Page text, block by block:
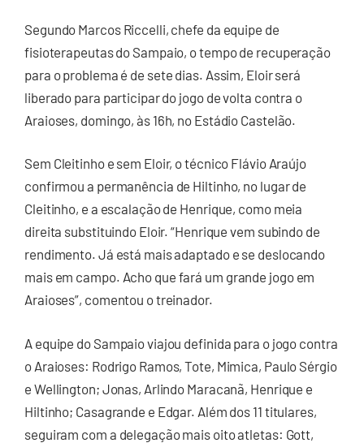
Segundo Marcos Riccelli, chefe da equipe de
fisioterapeutas do Sampaio, o tempo de recuperação
para o problema é de sete dias. Assim, Eloir será
liberado para participar do jogo de volta contra o
Araioses, domingo, às 16h, no Estádio Castelão.
Sem Cleitinho e sem Eloir, o técnico Flávio Araújo
confirmou a permanência de Hiltinho, no lugar de
Cleitinho, e a escalação de Henrique, como meia
direita substituindo Eloir. “Henrique vem subindo de
rendimento. Já está mais adaptado e se deslocando
mais em campo. Acho que fará um grande jogo em
Araioses”, comentou o treinador.
A equipe do Sampaio viajou definida para o jogo contra
o Araioses: Rodrigo Ramos, Tote, Mimica, Paulo Sérgio
e Wellington; Jonas, Arlindo Maracanã, Henrique e
Hiltinho; Casagrande e Edgar. Além dos 11 titulares,
seguiram com a delegação mais oito atletas: Gott,